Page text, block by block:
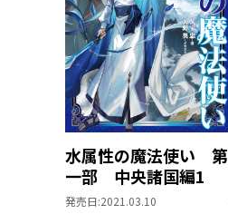
水属性の魔法使い 第
一部 中央諸国編1
発売日:2021.03.10